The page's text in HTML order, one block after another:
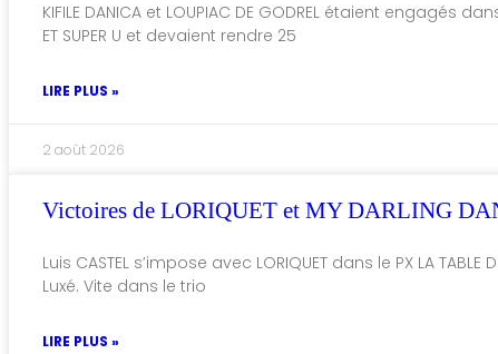
KIFILE DANICA et LOUPIAC DE GODREL étaient engagés
ET SUPER U et devaient rendre 25
LIRE PLUS »
2 août 2026
Victoires de LORIQUET et MY DARLING
Luis CASTEL s’impose avec LORIQUET dans le PX LA TABLE
Luxé. Vite dans le trio
LIRE PLUS »